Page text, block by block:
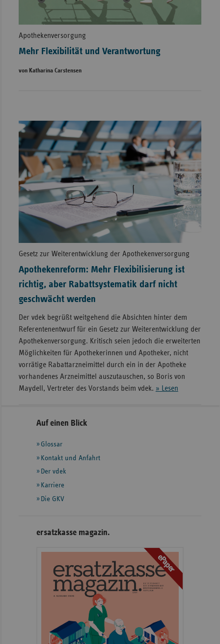
Apothekenversorgung
Mehr Flexibilität und Verantwortung
von Katharina Carstensen
Gesetz zur Weiterentwicklung der Apothekenversorgung
Apothekenreform: Mehr Flexibilisierung ist
richtig, aber Rabattsystematik darf nicht
geschwächt werden
Der vdek begrüßt weitgehend die Absichten hinter dem
Referentenentwurf für ein Gesetz zur Weiterentwicklung der
Apothekenversorgung. Kritisch seien jedoch die erweiterten
Möglichkeiten für Apothekerinnen und Apotheker, nicht
vorrätige Rabattarzneimittel durch ein in der Apotheke
vorhandenes Arzneimittel auszutauschen, so Boris von
Maydell, Vertreter des Vorstands beim vdek. » Lesen
Seitennavigation
Seitenleiste
weiteren
Informationen
Auf einen Blick
Glossar
Kontakt und Anfahrt
Der vdek
Karriere
Die GKV
ersatzkasse magazin.
ePaper